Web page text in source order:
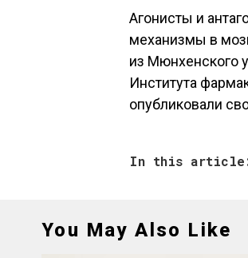
Агонисты и
механизмы в
из Мюнхенского
Института
опубликовали
In this
You May Also Like